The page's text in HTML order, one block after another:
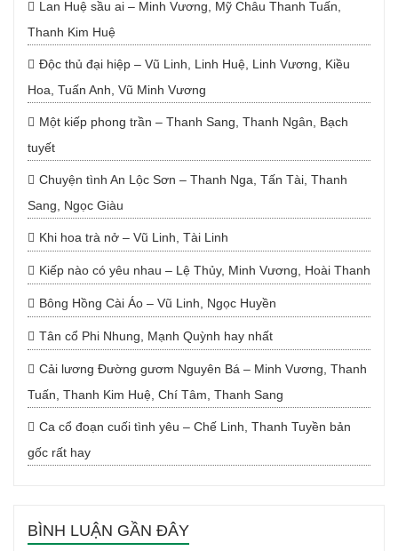
Lan Huệ sầu ai – Minh Vương, Mỹ Châu Thanh Tuấn,
Thanh Kim Huệ
Độc thủ đại hiệp – Vũ Linh, Linh Huệ, Linh Vương, Kiều
Hoa, Tuấn Anh, Vũ Minh Vương
Một kiếp phong trần – Thanh Sang, Thanh Ngân, Bạch
tuyết
Chuyện tình An Lộc Sơn – Thanh Nga, Tấn Tài, Thanh
Sang, Ngọc Giàu
Khi hoa trà nở – Vũ Linh, Tài Linh
Kiếp nào có yêu nhau – Lệ Thủy, Minh Vương, Hoài Thanh
Bông Hồng Cài Áo – Vũ Linh, Ngọc Huyền
Tân cổ Phi Nhung, Mạnh Quỳnh hay nhất
Cải lương Đường gươm Nguyên Bá – Minh Vương, Thanh
Tuấn, Thanh Kim Huệ, Chí Tâm, Thanh Sang
Ca cổ đoạn cuối tình yêu – Chế Linh, Thanh Tuyền bản
gốc rất hay
BÌNH LUẬN GẦN ĐÂY